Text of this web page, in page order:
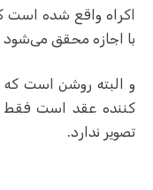
اکراه واقع شده است
با اجازه محقق
و البته روشن است که
کننده عقد است فقط
تصویر ندارد.